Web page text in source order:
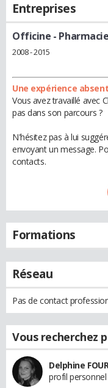
Entreprises
Officine -
2008 - 2015
Une expérience
Vous avez travaillé avec
pas dans son parcours ?
N'hésitez pas à lui
envoyant un message.
contacts.
Formations
Réseau
Pas de contact
Vous recherchez
Delphine
profil